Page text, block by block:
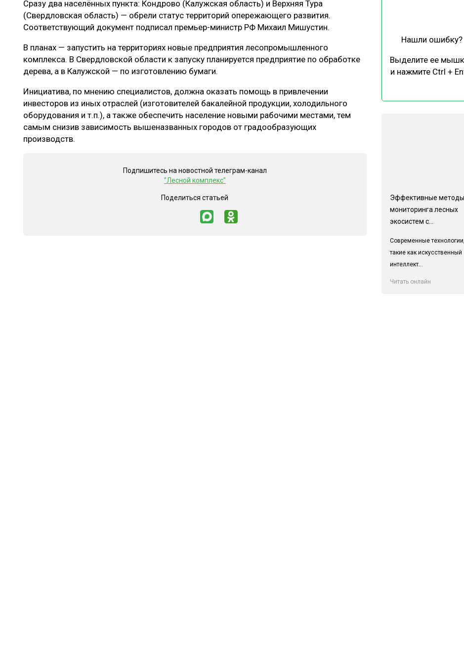
ЛЕСОВОССТАНОВЛЕНИЕ И ЗАЩИТА
ЦБП
СУШКА ДРЕВЕСИНЫ
МЕБЕЛЬНОЕ ПРОИЗВОДСТВО
ОТРАСЛЕВАЯ ДИСКУССИЯ
КАЛЕНДАРЬ ВЫСТАВОК
Сразу два населённых пункта: Кондрово (Калужская область) и Верхняя Тура
(Свердловская область) — обрели статус территорий опережающего развития.
Соответствующий документ подписал премьер-министр РФ Михаил Мишустин.
В планах — запустить на территориях новые предприятия лесопромышленного
комплекса. В Свердловской области к запуску планируется предприятие по обработке
дерева, а в Калужской — по изготовлению бумаги.
Инициатива, по мнению специалистов, должна оказать помощь в привлечении
инвесторов из иных отраслей (изготовителей бакалейной продукции, холодильного
оборудования и т.п.), а также обеспечить население новыми рабочими местами, тем
самым снизив зависимость вышеназванных городов от градообразующих
производств.
Подпишитесь на новостной телеграм-канал
"Лесной комплекс"
Поделиться статьей
Нашли ошибку?
Выделите ее
и нажмите Ctrl +
Эффективные методы
мониторинга лесных
экосистем с...
Современные технологии,
такие как искусственный
интеллект...
Читать онлайн